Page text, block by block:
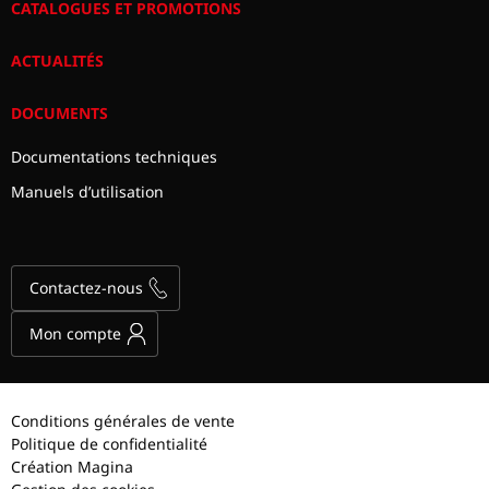
CATALOGUES ET PROMOTIONS
ACTUALITÉS
DOCUMENTS
Documentations techniques
Manuels d’utilisation
Contactez-nous
Mon compte
Conditions générales de vente
Politique de confidentialité
Création Magina